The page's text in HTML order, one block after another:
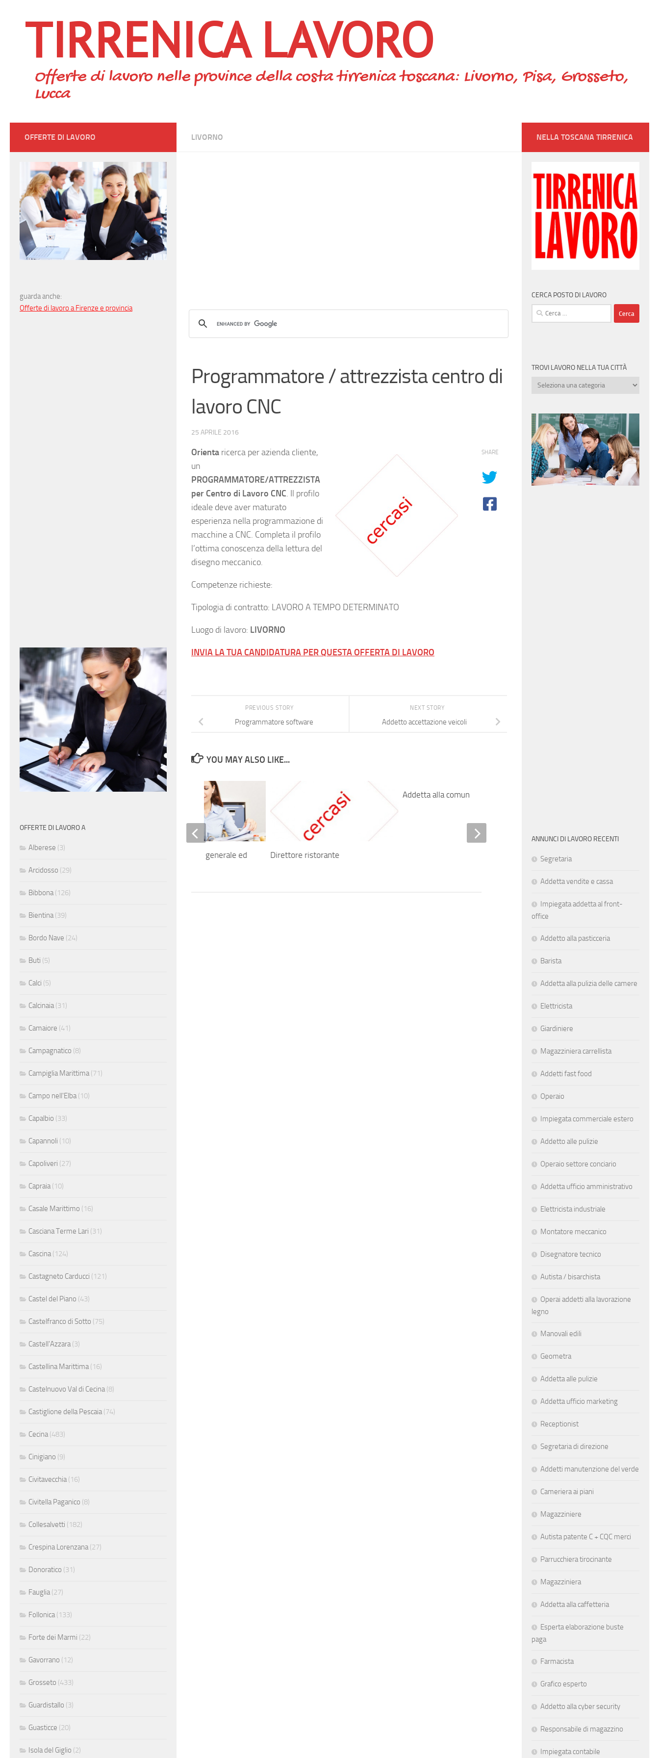
TIRRENICA LAVORO
Offerte di lavoro nelle province della costa tirrenica toscana: Livorno, Pisa, Grosseto,
Lucca
LIVORNO
Programmatore / attrezzista centro di
lavoro CNC
25 APRILE 2016
Orienta ricerca per azienda cliente,
un
PROGRAMMATORE/ATTREZZISTA
per Centro di Lavoro CNC. Il profilo
ideale deve aver maturato
esperienza nella programmazione di
macchine a CNC. Completa il profilo
l’ottima conoscenza della lettura del
disegno meccanico.
Competenze richieste:
Tipologia di contratto: LAVORO A TEMPO DETERMINATO
Luogo di lavoro: LIVORNO
INVIA LA TUA CANDIDATURA PER QUESTA OFFERTA DI LAVORO
SHARE
NEXT STORY
Addetto accettazione veicoli
PREVIOUS STORY
Programmatore software
YOU MAY ALSO LIKE...
Direttore ristorante
Addetta alla comunicazione
Manutentore meccanico
Addetta contabilità generale ed
OFFERTE DI LAVORO
guarda anche:
Offerte di lavoro a Firenze e provincia
OFFERTE DI LAVORO A
Alberese (3)
Arcidosso (29)
Bibbona(126)
Bientina(39)
Bordo Nave (24)
Buti (5)
Calci (5)
Calcinaia(31)
Camaiore (41)
Campagnatico (8)
Campiglia Marittima(71)
Campo nell'Elba(10)
Capalbio (33)
Capannoli (10)
Capoliveri (27)
Capraia(10)
Casale Marittimo (16)
Casciana Terme Lari (31)
Cascina(124)
Castagneto Carducci (121)
Castel del Piano (43)
Castelfranco di Sotto (75)
Castell'Azzara(3)
Castellina Marittima(16)
Castelnuovo Val di Cecina(8)
Castiglione della Pescaia(74)
Cecina(483)
Cinigiano (9)
Civitavecchia(16)
Civitella Paganico (8)
Collesalvetti (182)
Crespina Lorenzana(27)
Donoratico (31)
Fauglia(27)
Follonica(133)
Forte dei Marmi (22)
Gavorrano (12)
Grosseto (433)
Guardistallo (3)
Guasticce (20)
Isola del Giglio (2)
NELLA TOSCANA TIRRENICA
CERCA POSTO DI LAVORO
Ricerca
per:
TROVI LAVORO NELLA TUA CITTÀ
Trovi
tua
città
ANNUNCI DI LAVORO RECENTI
Segretaria
Addetta vendite e cassa
Impiegata addetta al front-
office
Addetto alla pasticceria
Barista
Addetta alla pulizia delle camere
Elettricista
Giardiniere
Magazziniera carrellista
Addetti fast food
Operaio
Impiegata commerciale estero
Addetto alle pulizie
Operaio settore conciario
Addetta ufficio amministrativo
Elettricista industriale
Montatore meccanico
Disegnatore tecnico
Autista / bisarchista
Operai addetti alla lavorazione
legno
Manovali edili
Geometra
Addetta alle pulizie
Addetta ufficio marketing
Receptionist
Segretaria di direzione
Addetti manutenzione del verde
Cameriera ai piani
Magazziniere
Autista patente C + CQC merci
Parrucchiera tirocinante
Magazziniera
Addetta alla caffetteria
Esperta elaborazione buste
paga
Farmacista
Grafico esperto
Addetto alla cyber security
Responsabile di magazzino
Impiegata contabile